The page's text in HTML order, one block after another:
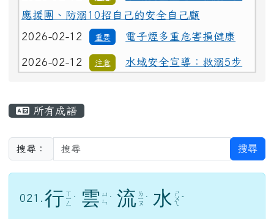
應援團、防溺10招自己的安全自己顧
重要 電子煙多重危害損健康
注意
水域安全宣導：救溺5步
應援團、防溺10招自己的安全自己顧
所有成語
搜尋： 搜尋
021. 行 ㄒ
ㄧ
ㄥ
ˊ 雲 ㄩ
ㄣ ˊ 流 ㄌ
ㄧ
ㄡ
ˊ 水 ㄕ
ㄨ
ㄟ
ˇ